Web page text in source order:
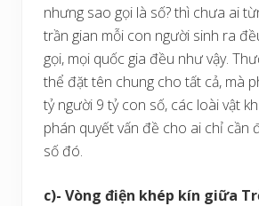
nhưng sao gọi là số? thì chưa ai
trần gian mỗi con người sinh ra
gọi, mọi quốc gia đều như vậy.
thể đặt tên chung cho tất cả, mà
tỷ người 9 tỷ con số, các loài vật
phán quyết vấn đề cho ai chỉ cần
số đó.
c)- Vòng điện khép kín giữa